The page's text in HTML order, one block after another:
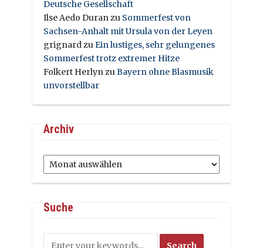
Deutsche Gesellschaft
Ilse Aedo Duranzu Sommerfest von
Sachsen-Anhalt mit Ursula von der Leyen
grignardzuEin lustiges, sehr gelungenes
Sommerfest trotz extremer Hitze
Folkert HerlynzuBayern ohne Blasmusik
unvorstellbar
Archiv
Archiv
Suche